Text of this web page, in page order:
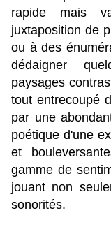
rapide mais
juxtaposition de
ou à des
dédaigner
paysages
tout entrecoupé
par une
poétique d'une
et
gamme de
jouant non
sonorités.